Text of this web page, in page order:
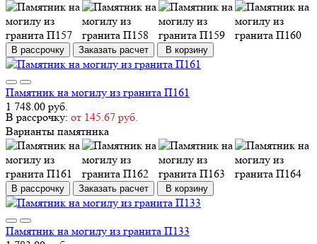
В рассрочку Заказать расчет В корзину
Памятник на могилу из гранита П161
1 748.00 руб.
В рассрочку: от 145.67 руб.
Варианты памятника
В рассрочку Заказать расчет В корзину
Памятник на могилу из гранита П133